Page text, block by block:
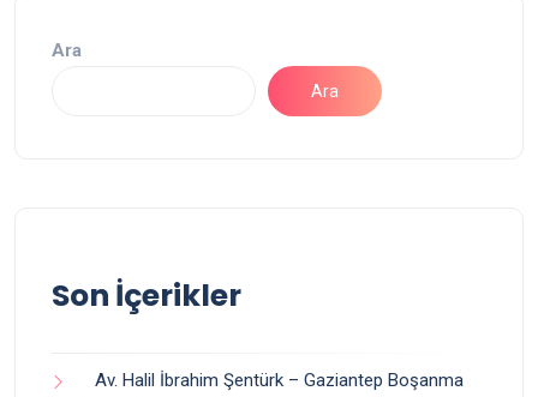
Ara
Ara
Son İçerikler
Av. Halil İbrahim Şentürk – Gaziantep Boşanma